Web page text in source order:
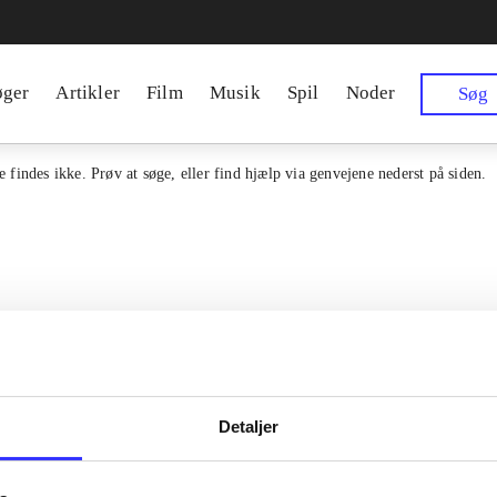
Detaljer
Artikler Film Musik Spil Noder Søg
findes ikke. Prøv at søge, eller find hjælp via genvejene nederst på siden.
samlet indgang til alle danske
Kontakt os